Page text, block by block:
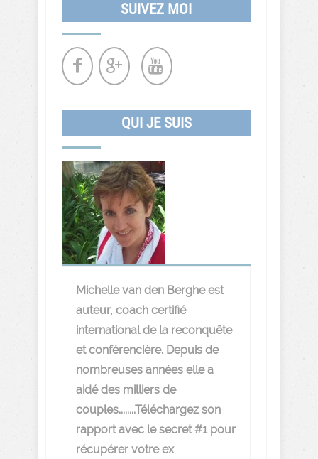
SUIVEZ MOI
QUI JE SUIS
Michelle van den Berghe est
auteur, coach certifié
international de la reconquête
et conférencière. Depuis de
nombreuses années elle a
aidé des milliers de
couples........Téléchargez son
rapport avec le secret #1 pour
récupérer votre ex